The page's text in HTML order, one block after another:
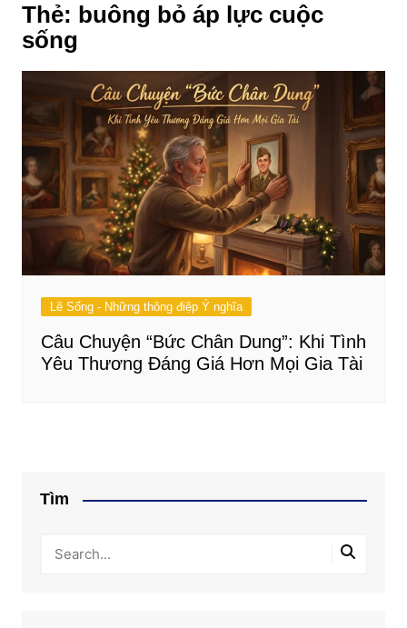
Thẻ: buông bỏ áp lực cuộc
sống
Lẽ Sống - Những thông điệp Ý nghĩa
Câu Chuyện “Bức Chân Dung”: Khi Tình
Yêu Thương Đáng Giá Hơn Mọi Gia Tài
Tìm